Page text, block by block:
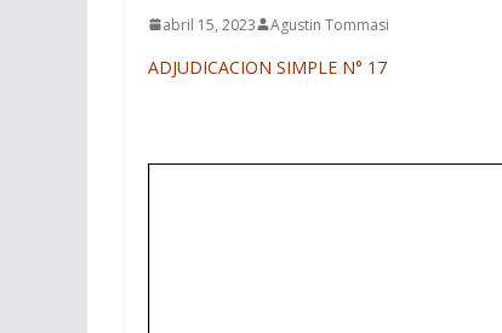
abril 15, 2023 Agustin Tommasi
ADJUDICACION SIMPLE N° 17